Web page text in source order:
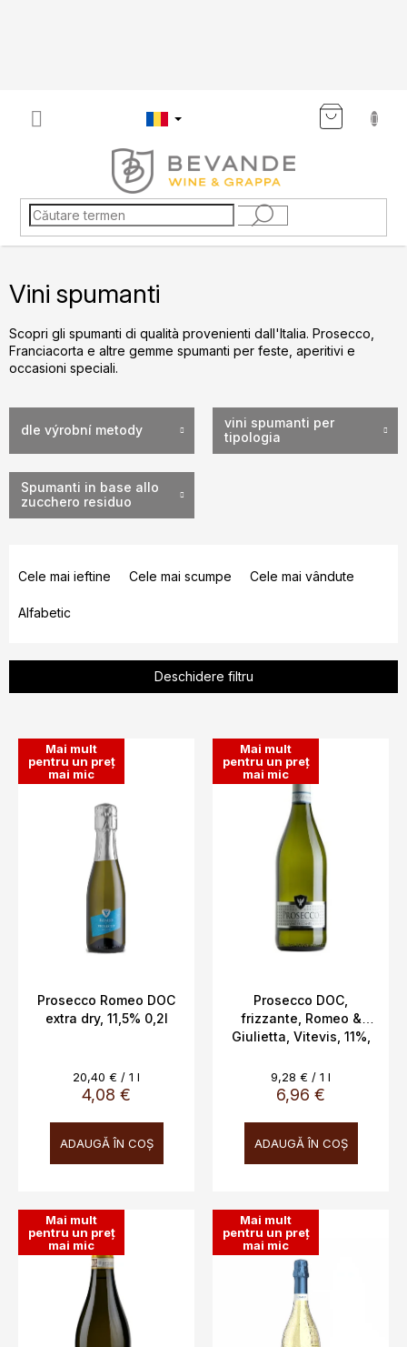
COŞ
Vini spumanti
Scopri gli spumanti di qualità provenienti dall'Italia. Prosecco,
Franciacorta e altre gemme spumanti per feste, aperitivi e
occasioni speciali.
dle výrobní metody
vini spumanti per
tipologia
Spumanti in base allo
zucchero residuo
e
e
a
e
p
Cele mai ieftine Cele mai scumpe Cele mai vândute
Alfabetic
Deschidere filtru
L
s
Mai mult
pentru un preț
mai mic
Prosecco Romeo DOC
extra dry, 11,5% 0,2l
4,08 €
Evaluare
preţ:
20,40 € / 1 l
ADAUGĂ ÎN COŞ
Mai mult
pentru un preț
mai mic
Prosecco DOC,
frizzante, Romeo &
Giulietta, Vitevis, 11%,
6,96 €
Evaluare
preţ:
9,28 € / 1 l
ADAUGĂ ÎN COŞ
Mai mult
pentru un preț
mai mic
Mai mult
pentru un preț
mai mic